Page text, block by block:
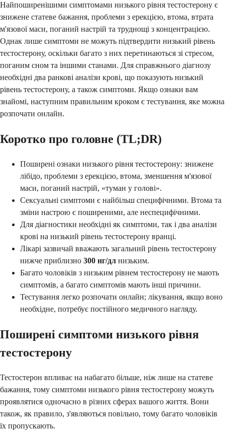
Найпоширенішими симптомами низького рівня тестостерону є
знижене статеве бажання, проблеми з ерекцією, втома, втрата
м'язової маси, поганий настрій та труднощі з концентрацією.
Однак лише симптоми не можуть підтвердити низький рівень
тестостерону, оскільки багато з них перетинаються зі стресом,
поганим сном та іншими станами. Для справжнього діагнозу
необхідні два ранкові аналізи крові, що показують низький
рівень тестостерону, а також симптоми. Якщо ознаки вам
знайомі, наступним правильним кроком є тестування, яке можна
розпочати онлайн.
Коротко про головне (TL;DR)
Поширені ознаки низького рівня тестостерону: знижене
лібідо, проблеми з ерекцією, втома, зменшення м'язової
маси, поганий настрій, «туман у голові».
Сексуальні симптоми є найбільш специфічними. Втома та
зміни настрою є поширеними, але неспецифічними.
Для діагностики необхідні як симптоми, так і два аналізи
крові на низький рівень тестостерону вранці.
Лікарі зазвичай вважають загальний рівень тестостерону
нижче приблизно 300 нг/дл низьким.
Багато чоловіків з низьким рівнем тестостерону не мають
симптомів, а багато симптомів мають інші причини.
Тестування легко розпочати онлайн; лікування, якщо воно
необхідне, потребує постійного медичного нагляду.
Поширені симптоми низького рівня
тестостерону
Тестостерон впливає на набагато більше, ніж лише на статеве
бажання, тому симптоми низького рівня тестостерону можуть
проявлятися одночасно в різних сферах вашого життя. Вони
також, як правило, з'являються повільно, тому багато чоловіків
їх пропускають.